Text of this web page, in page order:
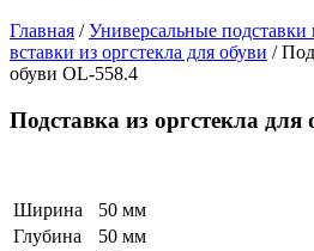
Главная /Универсальные подставки
вставки из оргстекла для обуви /
обуви OL-558.4
Подставка из оргстекла для
Ширина
50 мм
Глубина
50 мм